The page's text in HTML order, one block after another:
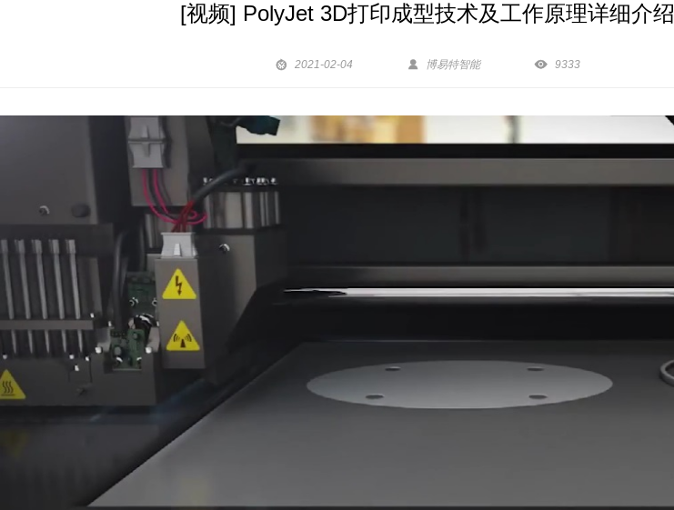
[视频] PolyJet 3D打印成型技术及工作原理详细介绍
 2021-02-04  博易特智能  9333